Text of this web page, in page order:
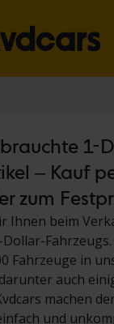
1-
– Kauf
zum
Ihnen beim
Fahrzeuge in
auch
machen
und